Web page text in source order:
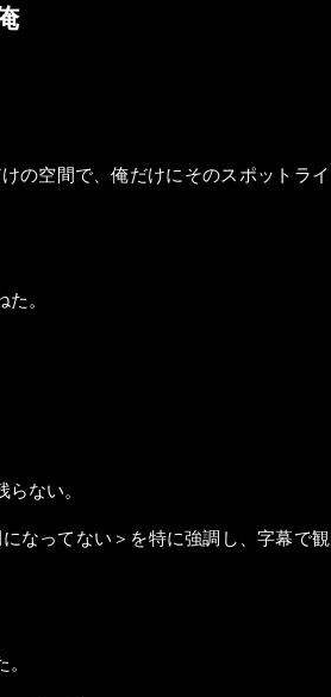
の空間で、俺だけにそのスポットライ
。
ない。
なってない＞を特に強調し、字幕で観